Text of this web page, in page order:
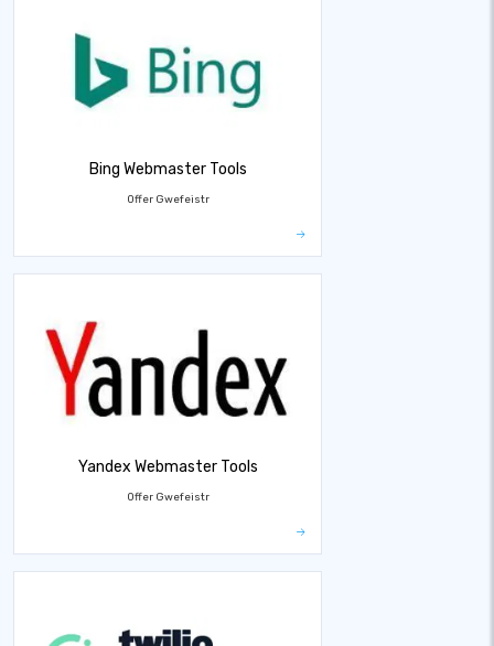
Bing Webmaster Tools
Offer Gwefeistr
Yandex Webmaster Tools
Offer Gwefeistr